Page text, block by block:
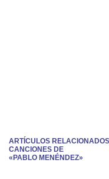
ARTÍCULOS
CANCIONES DE
«PABLO MENÉNDEZ»